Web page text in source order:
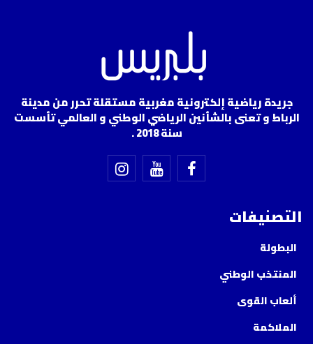
جريدة رياضية إلكترونية مغربية مستقلة تحرر من مدينة
الرباط و تعنى بالشأنين الرياضي الوطني و العالمي تأسست
سنة 2018 .
التصنيفات
البطولة
المنتخب الوطني
ألعاب القوى
الملاكمة